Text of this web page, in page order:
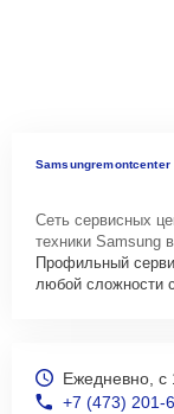
Samsungremontcenter
Сеть сервисных
техники Samsung
Профильный
любой сложности
Ежедневно, с
+7 (473) 201-